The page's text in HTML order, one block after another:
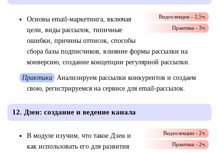
Видеолекции - 2,5ч.
Практика - 3ч.
Основы email-маркетинга, включая
цели, виды рассылок, типичные
ошибки, причины отписок, способы
сбора базы подписчиков, влияние формы рассылки на
конверсию, создание концепции регулярной рассылки.
Практика Анализируем рассылки конкурентов и создаем
свою, регистрируемся на сервисе для email-рассылок.
12. Дзен: создание и ведение канала
Видеолекции - 2ч.
Практика - 2ч.
В модуле изучим, что такое Дзен и
как использовать его для развития